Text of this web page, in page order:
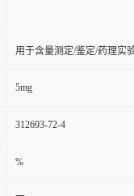
用于含量测定/鉴定/药理实
5mg
312693-72-4
%